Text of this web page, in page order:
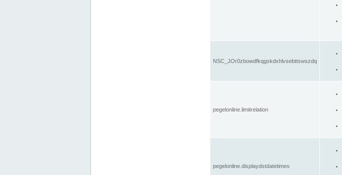
NSC_JOr0zbowdfkqgskdxhlvsebttswszdq
pegelonline.limitrelation
pegelonline.displaydstdatetimes